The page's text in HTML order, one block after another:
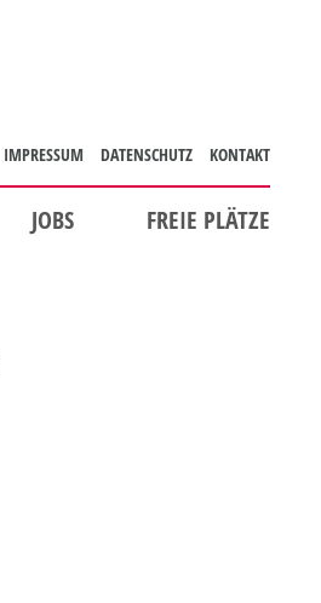
IMPRESSUM DATENSCHUTZ KONTAKT
JOBS FREIE PLÄTZE